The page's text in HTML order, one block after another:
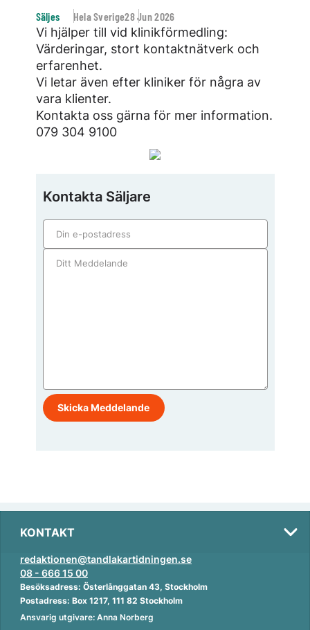
Säljes Hela Sverige28 Jun 2026
Vi hjälper till vid klinikförmedling:
Värderingar, stort kontaktnätverk och
erfarenhet.
Vi letar även efter kliniker för några av
vara klienter.
Kontakta oss gärna för mer information.
079 304 9100
Kontakta Säljare
KONTAKT
redaktionen@tandlakartidningen.se
08 - 666 15 00
Besöksadress: Österlånggatan 43, Stockholm
Postadress: Box 1217, 111 82 Stockholm
Ansvarig utgivare: Anna Norberg